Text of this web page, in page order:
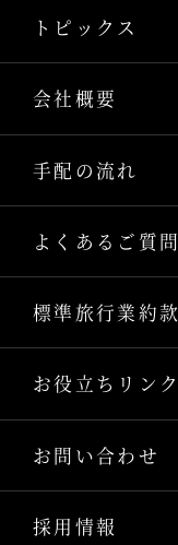
トピックス
会社概要
手配の流れ
よくあるご質問
標準旅行業約款
お役立ちリンク
お問い合わせ
採用情報